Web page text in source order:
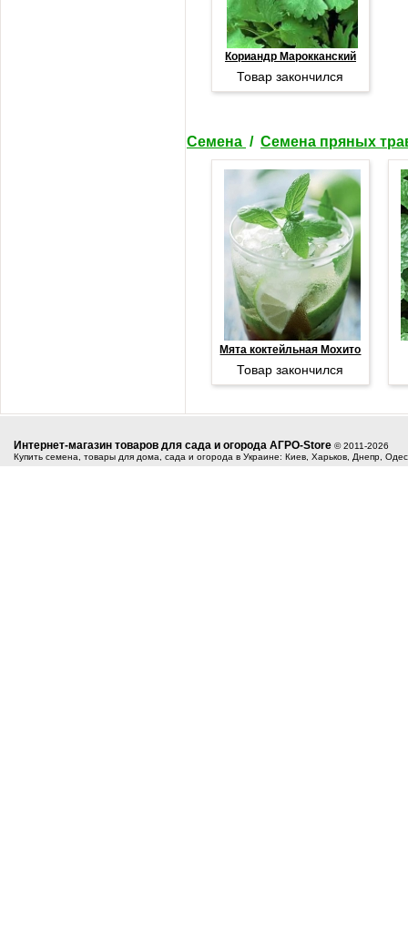
Кориандр Марокканский
Товар закончился
Семена / Семена пряных
Мята коктейльная Мохито
Товар закончился
Интернет-магазин товаров для сада и огорода АГРО-Store © 2011-2026
Купить семена, товары для дома, сада и огорода в Украине: Киев, Харьков, Днепр,